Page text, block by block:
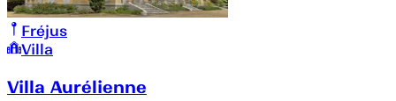
Fréjus
Villa
Villa Aurélienne